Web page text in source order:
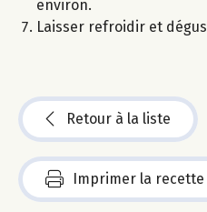
environ.
Laisser refroidir et
Retour à la liste
Imprimer la recette